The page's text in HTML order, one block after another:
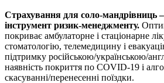
Страхування для соло‑мандрівниць
інструмент ризик‑менеджменту.
покриває амбулаторне і стаціонарне
стоматологію, телемедицину і
підтримку російською/українською/
наявність покриття по COVID‑19 і
скасуванні/перенесенні поїздки.